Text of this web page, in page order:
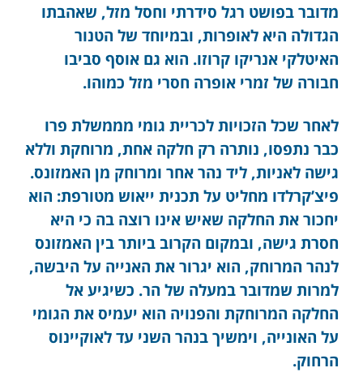
מדובר בפושט רגל סידרתי וחסל מזל, שאהבתו
הגדולה היא לאופרות, ובמיוחד של הטנור
האיטלקי אנריקו קרוזו. הוא גם אוסף סביבו
חבורה של זמרי אופרה חסרי מזל כמוהו.
לאחר שכל הזכויות לכריית גומי מממשלת פרו
כבר נתפסו, נותרה רק חלקה אחת, מרוחקת וללא
גישה לאניות, ליד נהר אחר ומרוחק מן האמזונס.
פיצ’קרלדו מחליט על תכנית ייאוש מטורפת: הוא
יחכור את החלקה שאיש אינו רוצה בה כי היא
חסרת גישה, ובמקום הקרוב ביותר בין האמזונס
לנהר המרוחק, הוא יגרור את האנייה על היבשה,
למרות שמדובר במעלה של הר. כשיגיע אל
החלקה המרוחקת והפנויה הוא יעמיס את הגומי
על האונייה, וימשיך בנהר השני עד לאוקיינוס
הרחוק.